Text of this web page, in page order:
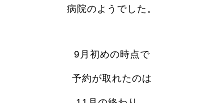
病院のようでした。
9月初めの時点で
予約が取れたのは